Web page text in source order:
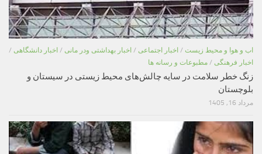
اب و هوا و محیط زیست / اخبار اجتماعی / اخبار بهداشتی ودر مانی / اخبار دانشگاهی /
اخبار فرهنگی / مطبوعات و رسانه ها
زنگ خطر سلامت در سایه چالش‌های محیط زیستی در سیستان و
بلوچستان
مرداد 16, 1405